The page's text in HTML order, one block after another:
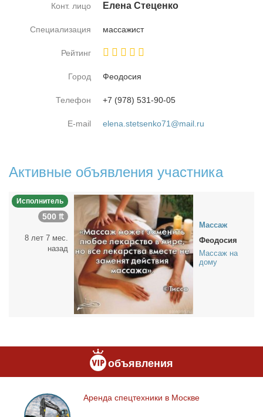
Конт. лицо Еле­на Сте­цен­ко
Специализация мас­са­жист
Рейтинг
Город Фе­о­до­сия
Телефон +7 (978) 531-90-05
E-mail elena.stetsenko71@mail.ru
Активные объявления участника
Исполнитель
500 ₶
8 лет 7 мес.
назад
Мас­саж
Феодосия
Массаж на
дому
объявления
Аренда
спецтехники
Арен­да спец­тех­ни­ки в Москве